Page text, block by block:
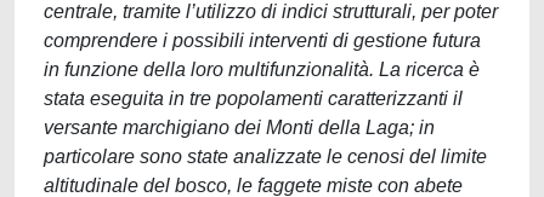
centrale, tramite l’utilizzo di indici strutturali, per poter
comprendere i possibili interventi di gestione futura
in funzione della loro multifunzionalità. La ricerca è
stata eseguita in tre popolamenti caratterizzanti il
versante marchigiano dei Monti della Laga; in
particolare sono state analizzate le cenosi del limite
altitudinale del bosco, le faggete miste con abete